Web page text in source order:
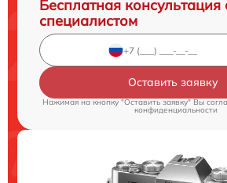
Бесплатная консультация
специалистом
Оставить заявку
Нажимая на кнопку "Оставить заявку" Вы
конфиденциальности